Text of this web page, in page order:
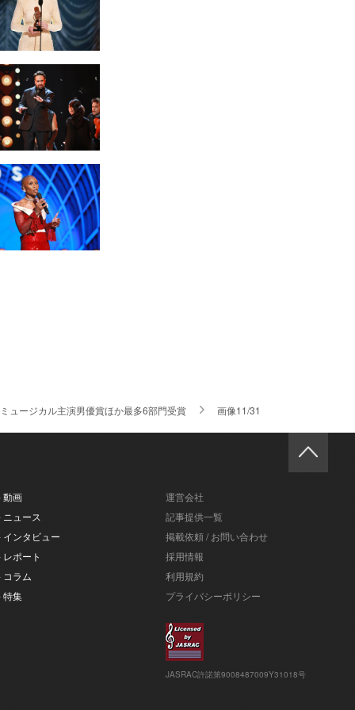
ュージカル主演男優賞ほか最多6部門受賞 画像11/31
動画
ニュース
インタビュー
レポート
コラム
特集
運営会社
記事提供一覧
掲載依頼 / お問い合わせ
採用情報
利用規約
プライバシーポリシー
JASRAC許諾第9008487009Y31018号